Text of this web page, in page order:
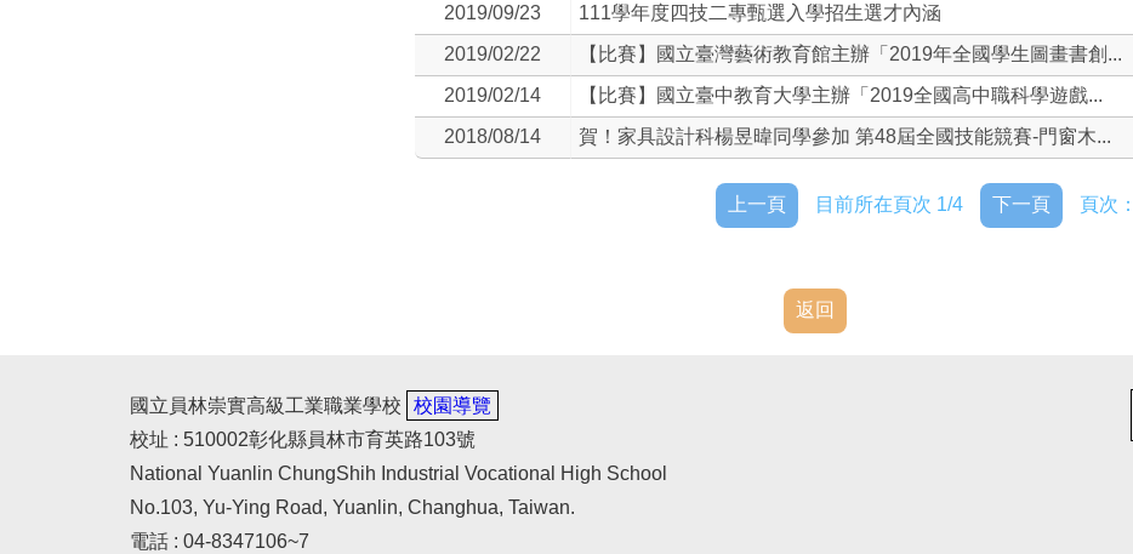
2019/09/23
111學年度四技二專甄選入學招生選才內涵
2019/02/22
【比賽】國立臺灣藝術教育館主辦「2019年全國學生圖畫書創...
2019/02/14
【比賽】國立臺中教育大學主辦「2019全國高中職科學遊戲...
2018/08/14
賀！家具設計科楊昱暐同學參加 第48屆全國技能競賽-門窗木...
上一頁 目前所在頁次 1/4 下一頁 頁次：
返回
國立員林崇實高級工業職業學校
校園導覽
校址 : 510002彰化縣員林市育英路103號
National Yuanlin ChungShih Industrial Vocational High School
No.103, Yu-Ying Road, Yuanlin, Changhua, Taiwan.
電話 : 04-8347106~7